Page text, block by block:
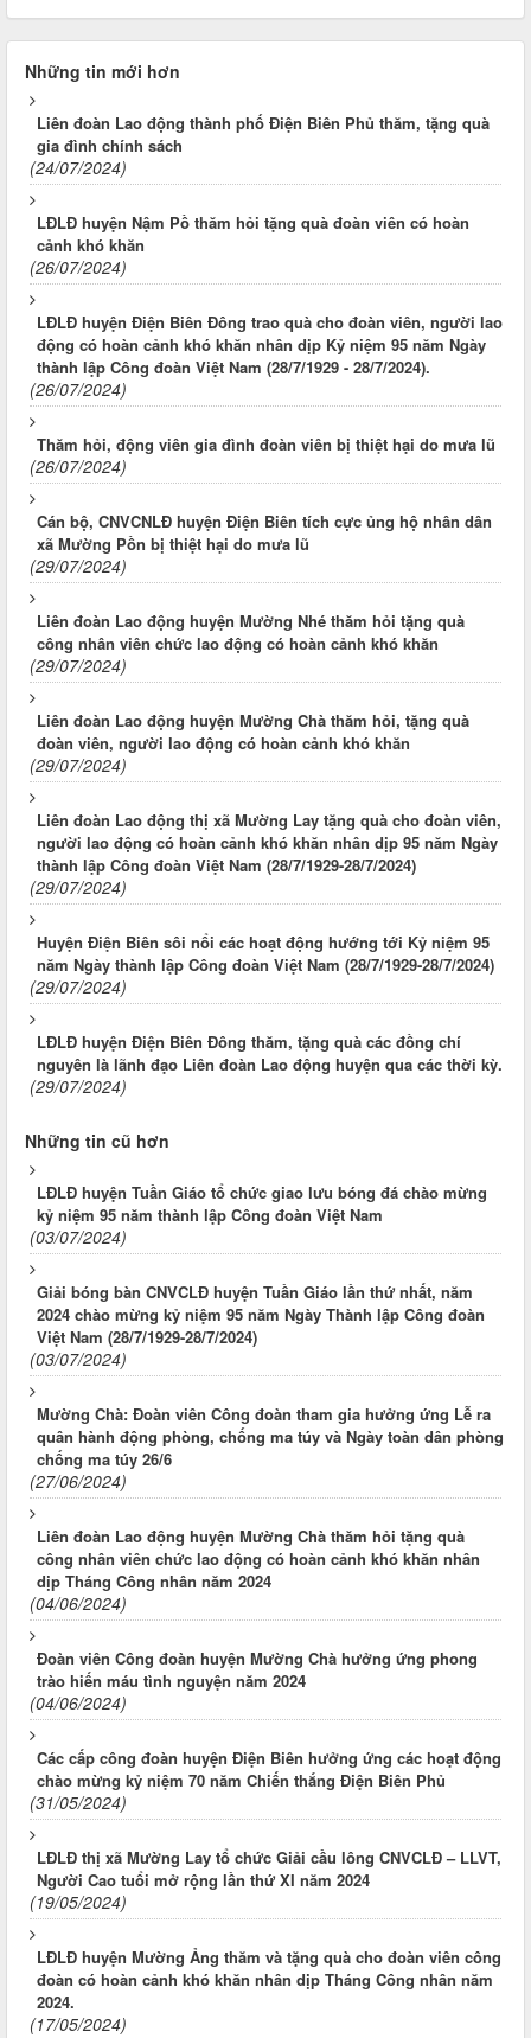
Những tin mới hơn
Liên đoàn Lao động thành phố Điện Biên Phủ thăm, tặng quà
gia đình chính sách
(24/07/2024)
LĐLĐ huyện Nậm Pồ thăm hỏi tặng quà đoàn viên có hoàn
cảnh khó khăn
(26/07/2024)
LĐLĐ huyện Điện Biên Đông trao quà cho đoàn viên, người lao
động có hoàn cảnh khó khăn nhân dịp Kỷ niệm 95 năm Ngày
thành lập Công đoàn Việt Nam (28/7/1929 - 28/7/2024).
(26/07/2024)
Thăm hỏi, động viên gia đình đoàn viên bị thiệt hại do mưa lũ
(26/07/2024)
Cán bộ, CNVCNLĐ huyện Điện Biên tích cực ủng hộ nhân dân
xã Mường Pồn bị thiệt hại do mưa lũ
(29/07/2024)
Liên đoàn Lao động huyện Mường Nhé thăm hỏi tặng quà
công nhân viên chức lao động có hoàn cảnh khó khăn
(29/07/2024)
Liên đoàn Lao động huyện Mường Chà thăm hỏi, tặng quà
đoàn viên, người lao động có hoàn cảnh khó khăn
(29/07/2024)
Liên đoàn Lao động thị xã Mường Lay tặng quà cho đoàn viên,
người lao động có hoàn cảnh khó khăn nhân dịp 95 năm Ngày
thành lập Công đoàn Việt Nam (28/7/1929-28/7/2024)
(29/07/2024)
Huyện Điện Biên sôi nổi các hoạt động hướng tới Kỷ niệm 95
năm Ngày thành lập Công đoàn Việt Nam (28/7/1929-28/7/2024)
(29/07/2024)
LĐLĐ huyện Điện Biên Đông thăm, tặng quà các đồng chí
nguyên là lãnh đạo Liên đoàn Lao động huyện qua các thời kỳ.
(29/07/2024)
Những tin cũ hơn
LĐLĐ huyện Tuần Giáo tổ chức giao lưu bóng đá chào mừng
kỷ niệm 95 năm thành lập Công đoàn Việt Nam
(03/07/2024)
Giải bóng bàn CNVCLĐ huyện Tuần Giáo lần thứ nhất, năm
2024 chào mừng kỷ niệm 95 năm Ngày Thành lập Công đoàn
Việt Nam (28/7/1929-28/7/2024)
(03/07/2024)
Mường Chà: Đoàn viên Công đoàn tham gia hưởng ứng Lễ ra
quân hành động phòng, chống ma túy và Ngày toàn dân phòng
chống ma túy 26/6
(27/06/2024)
Liên đoàn Lao động huyện Mường Chà thăm hỏi tặng quà
công nhân viên chức lao động có hoàn cảnh khó khăn nhân
dịp Tháng Công nhân năm 2024
(04/06/2024)
Đoàn viên Công đoàn huyện Mường Chà hưởng ứng phong
trào hiến máu tình nguyện năm 2024
(04/06/2024)
Các cấp công đoàn huyện Điện Biên hưởng ứng các hoạt động
chào mừng kỷ niệm 70 năm Chiến thắng Điện Biên Phủ
(31/05/2024)
LĐLĐ thị xã Mường Lay tổ chức Giải cầu lông CNVCLĐ – LLVT,
Người Cao tuổi mở rộng lần thứ XI năm 2024
(19/05/2024)
LĐLĐ huyện Mường Ảng thăm và tặng quà cho đoàn viên công
đoàn có hoàn cảnh khó khăn nhân dịp Tháng Công nhân năm
2024.
(17/05/2024)